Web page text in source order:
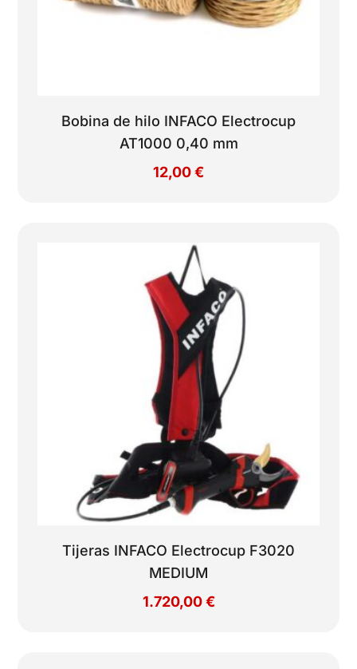
Bobina de hilo INFACO Electrocup
AT1000 0,40 mm
12,00€
Tijeras INFACO Electrocup F3020
MEDIUM
1.720,00€